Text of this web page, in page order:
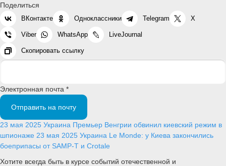
Поделиться
ВКонтакте Одноклассники Telegram X
Viber WhatsApp LiveJournal
Скопировать ссылку
Электронная почта *
Отправить на почту
23 мая 2025 Украина Премьер Венгрии обвинил киевский режим в
шпионаже 23 мая 2025 Украина Le Monde: у Киева закончились
боеприпасы от SAMP-T и Crotale
Хотите всегда быть в курсе событий отечественной и